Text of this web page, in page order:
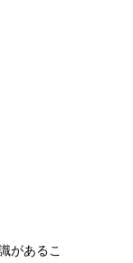
があるこ